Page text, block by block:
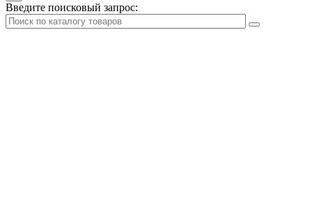
Введите поисковый запрос: